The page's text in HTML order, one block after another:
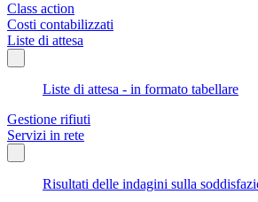
Class action
Costi contabilizzati
Liste di attesa
Liste di attesa - in formato tabellare
Gestione rifiuti
Servizi in rete
Risultati delle indagini sulla